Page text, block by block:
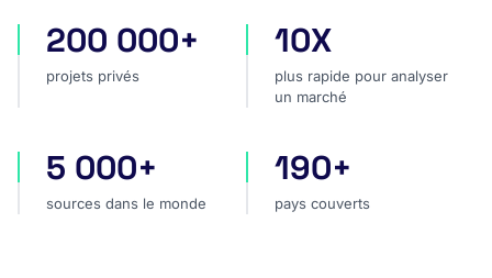
projets privés
200 000+
projets privés
plus rapide pour analyser
10X
plus rapide pour analyser
un marché
sources dans le monde
5 000+
sources dans le monde
pays couverts
190+
pays couverts